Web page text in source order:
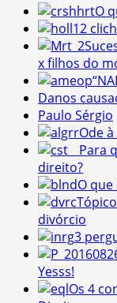
O
12
x filhos do
Danos
Paulo Sérgio
Ode
Para
direito?
O que
divórcio
3
Yesss!
Os 4